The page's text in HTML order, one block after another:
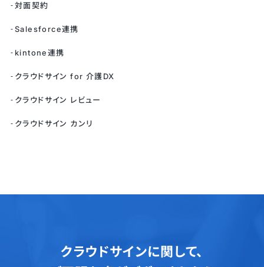
対面契約
Salesforce連携
kintone連携
クラウドサイン for 介護DX
クラウドサイン レビュー
クラウドサイン カンリ
クラウドサインに関して、